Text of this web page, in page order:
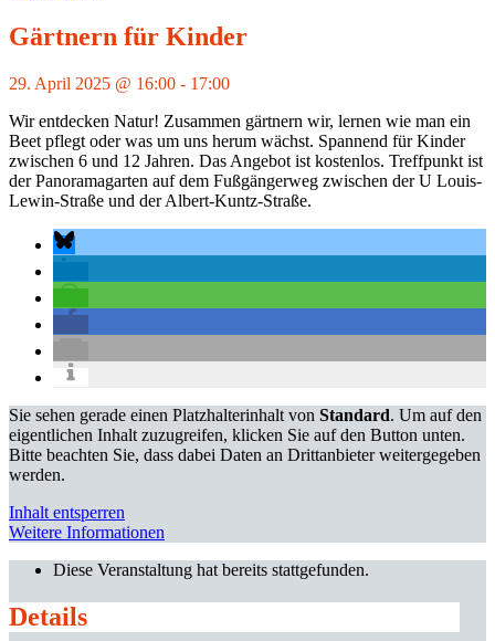
Gärtnern für Kinder
29. April 2025 @ 16:00 - 17:00
Wir entdecken Natur! Zusammen gärtnern wir, lernen wie man ein
Beet pflegt oder was um uns herum wächst. Spannend für Kinder
zwischen 6 und 12 Jahren. Das Angebot ist kostenlos. Treffpunkt ist
der Panoramagarten auf dem Fußgängerweg zwischen der U Louis-
Lewin-Straße und der Albert-Kuntz-Straße.
Sie sehen gerade einen Platzhalterinhalt von Standard. Um auf den
eigentlichen Inhalt zuzugreifen, klicken Sie auf den Button unten.
Bitte beachten Sie, dass dabei Daten an Drittanbieter weitergegeben
werden.
Inhalt entsperren
Weitere Informationen
Diese Veranstaltung hat bereits stattgefunden.
Details